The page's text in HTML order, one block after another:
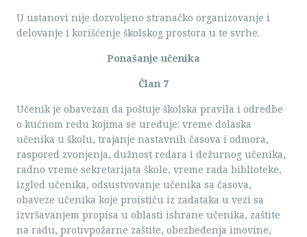
U ustanovi nije dozvoljeno stranačko organizovanje i
delovanje i korišćenje školskog prostora u te svrhe.
Ponašanje učenika
Član 7
Učenik je obavezan da poštuje školska pravila i odredbe
o kućnom redu kojima se uređuje: vreme dolaska
učenika u školu, trajanje nastavnih časova i odmora,
raspored zvonjenja, dužnost redara i dežurnog učenika,
radno vreme sekretarijata škole, vreme rada biblioteke,
izgled učenika, odsustvovanje učenika sa časova,
obaveze učenika koje proističu iz zadataka u vezi sa
izvršavanjem propisa u oblasti ishrane učenika, zaštite
na radu, protivpožarne zaštite, obezbeđenja imovine,